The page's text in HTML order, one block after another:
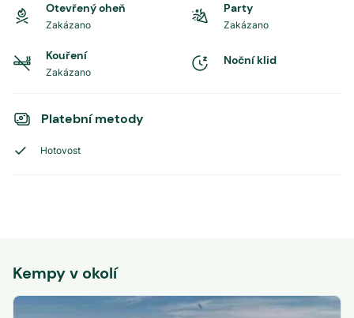
Otevřený oheň
Zakázano
Party
Zakázano
Kouření
Zakázano
Noční klid
Platební metody
Hotovost
Kempy v okolí